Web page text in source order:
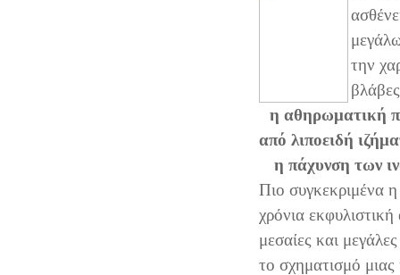
την
η αθηρωματική
από λιποειδή
η πάχυνση των
Πιο συγκεκριμένα
χρόνια εκφυλιστική
μεσαίες και
το σχηματισμό